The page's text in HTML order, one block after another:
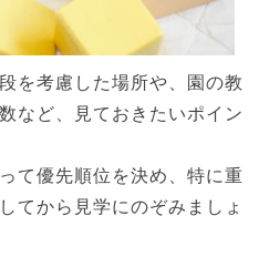
を考慮した場所や、園の教
など、見ておきたいポイン
て優先順位を決め、特に重
てから見学にのぞみましょ